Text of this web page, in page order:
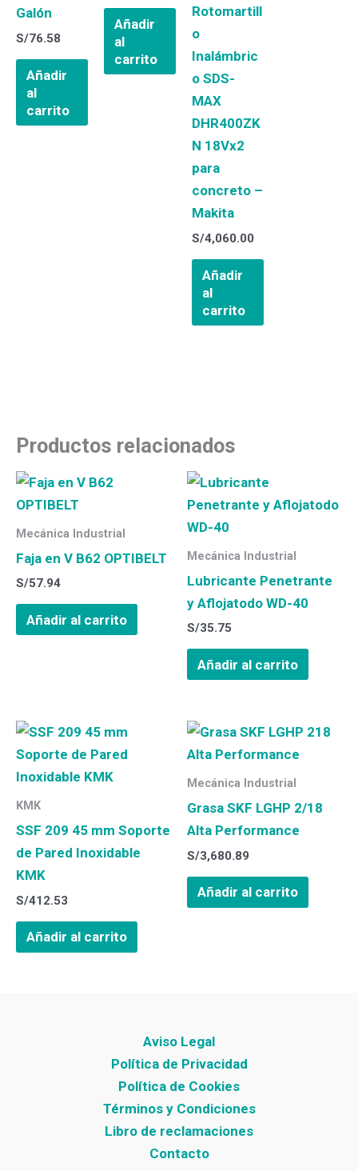
Galón
S/76.58
Añadir
al
carrito
Añadir
al
carrito
Rotomartill
o
Inalámbric
o SDS-
MAX
DHR400ZK
N 18Vx2
para
concreto –
Makita
S/4,060.00
Añadir
al
carrito
Productos relacionados
Mecánica Industrial
Faja en V B62 OPTIBELT
S/57.94
Añadir al carrito
Mecánica Industrial
Lubricante Penetrante
y Aflojatodo WD-40
S/35.75
Añadir al carrito
KMK
SSF 209 45 mm Soporte
de Pared Inoxidable
KMK
S/412.53
Añadir al carrito
Mecánica Industrial
Grasa SKF LGHP 2/18
Alta Performance
S/3,680.89
Añadir al carrito
Aviso Legal
Política de Privacidad
Política de Cookies
Términos y Condiciones
Libro de reclamaciones
Contacto